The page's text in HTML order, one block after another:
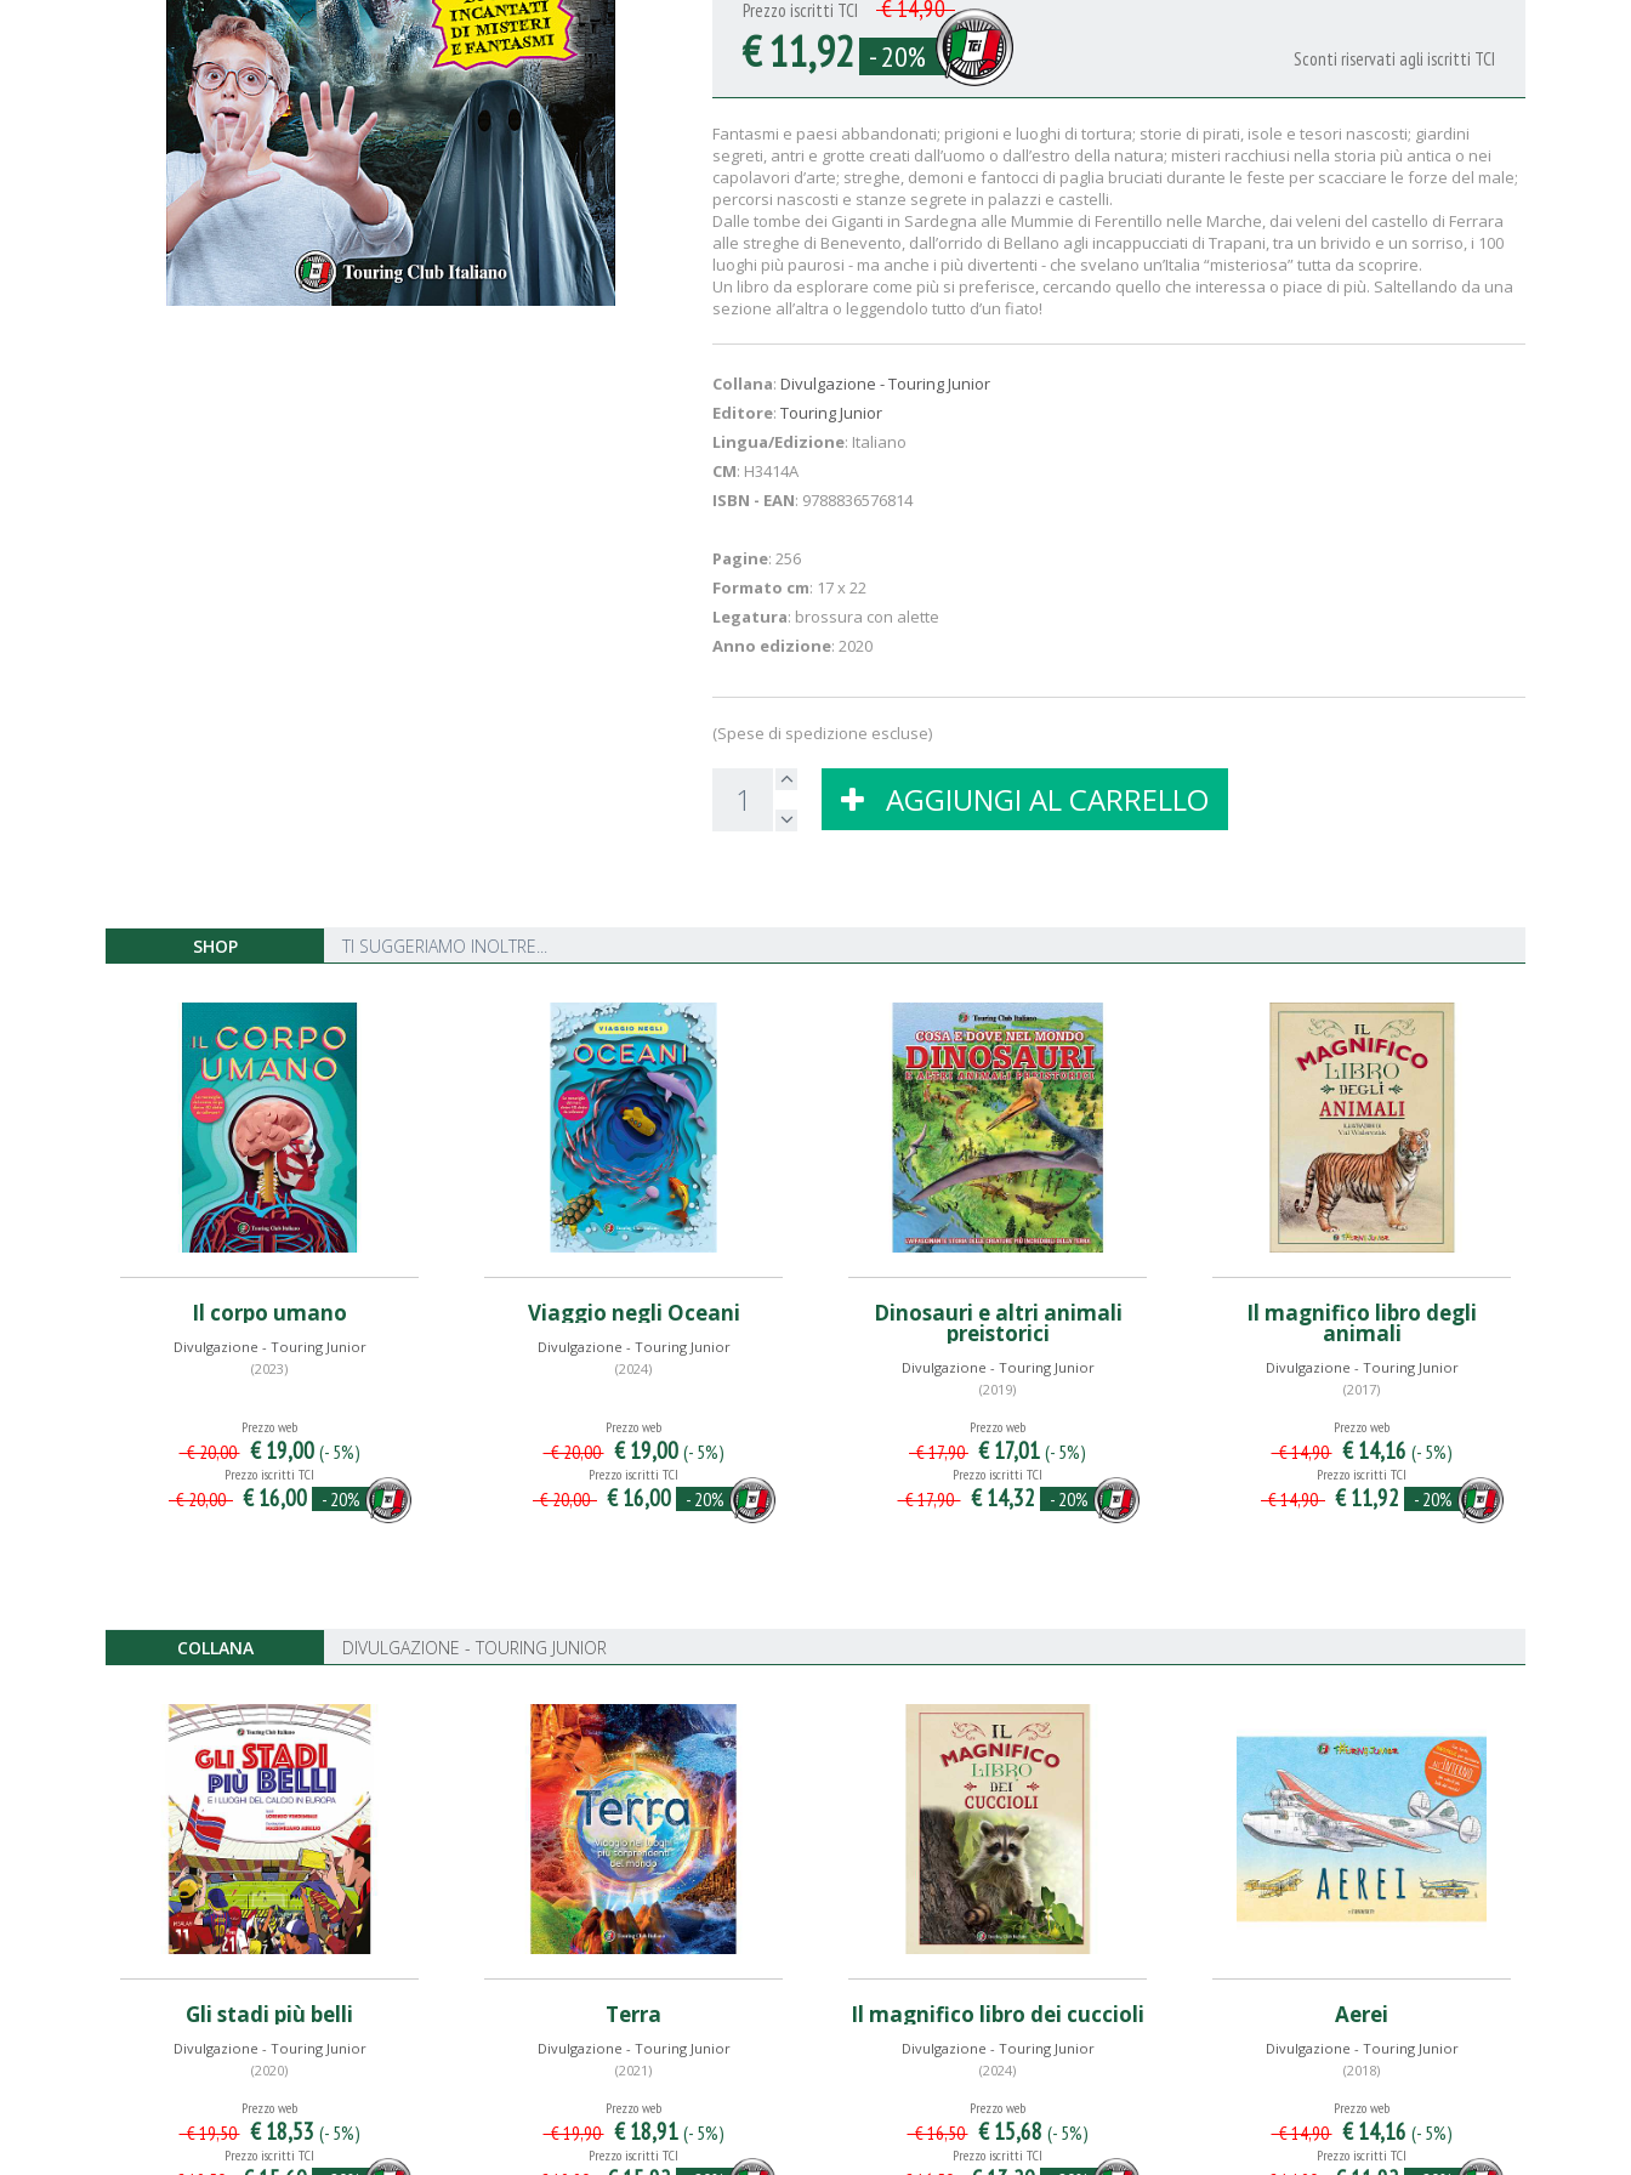
Prezzo iscritti TCI € 14,90
€ 11,92 - 20% Sconti riservati agli iscritti TCI
Fantasmi e paesi abbandonati; prigioni e luoghi di tortura; storie di pirati, isole e tesori nascosti; giardini
segreti, antri e grotte creati dall’uomo o dall’estro della natura; misteri racchiusi nella storia più antica o nei
capolavori d’arte; streghe, demoni e fantocci di paglia bruciati durante le feste per scacciare le forze del male;
percorsi nascosti e stanze segrete in palazzi e castelli.
Dalle tombe dei Giganti in Sardegna alle Mummie di Ferentillo nelle Marche, dai veleni del castello di Ferrara
alle streghe di Benevento, dall’orrido di Bellano agli incappucciati di Trapani, tra un brivido e un sorriso, i 100
luoghi più paurosi - ma anche i più divertenti - che svelano un’Italia “misteriosa” tutta da scoprire.
Un libro da esplorare come più si preferisce, cercando quello che interessa o piace di più. Saltellando da una
sezione all’altra o leggendolo tutto d’un fiato!
Collana: Divulgazione - Touring Junior
Editore: Touring Junior
Lingua/Edizione: Italiano
CM: H3414A
ISBN - EAN: 9788836576814
Pagine: 256
Formato cm: 17 x 22
Legatura: brossura con alette
Anno edizione: 2020
(Spese di spedizione escluse)
AGGIUNGI AL CARRELLO
SHOP TI SUGGERIAMO INOLTRE...
Il corpo umano
Divulgazione - Touring Junior
(2023)
Prezzo web
€ 20,00 € 19,00 (- 5%)
Prezzo iscritti TCI
€ 20,00 € 16,00 - 20%
Viaggio negli Oceani
Divulgazione - Touring Junior
(2024)
Prezzo web
€ 20,00 € 19,00 (- 5%)
Prezzo iscritti TCI
€ 20,00 € 16,00 - 20%
Dinosauri e altri animali
preistorici
Divulgazione - Touring Junior
(2019)
Prezzo web
€ 17,90 € 17,01 (- 5%)
Prezzo iscritti TCI
€ 17,90 € 14,32 - 20%
Il magnifico libro degli
animali
Divulgazione - Touring Junior
(2017)
Prezzo web
€ 14,90 € 14,16 (- 5%)
Prezzo iscritti TCI
€ 14,90 € 11,92 - 20%
COLLANA DIVULGAZIONE - TOURING JUNIOR
Gli stadi più belli
Divulgazione - Touring Junior
(2020)
Prezzo web
€ 19,50 € 18,53 (- 5%)
Prezzo iscritti TCI
Terra
Divulgazione - Touring Junior
(2021)
Prezzo web
€ 19,90 € 18,91 (- 5%)
Prezzo iscritti TCI
Il magnifico libro dei cuccioli
Divulgazione - Touring Junior
(2024)
Prezzo web
€ 16,50 € 15,68 (- 5%)
Prezzo iscritti TCI
Aerei
Divulgazione - Touring Junior
(2018)
Prezzo web
€ 14,90 € 14,16 (- 5%)
Prezzo iscritti TCI